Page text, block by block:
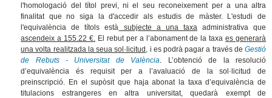
l'homologació del títol previ, ni el seu reconeixement per a una altra
finalitat que no siga la d'accedir als estudis de màster. L'estudi de
l'equivalència de títols està subjecte a una taxaadministrativa que
ascendeix a 155.22 €. El rebut per a l’abonament de la taxaes generarà
una volta realitzada la seua sol·licitud, i es podrà pagar a través de Gestió
de Rebuts - Universitat de València. L’obtenció de la resolució
d’equivalència és requisit per a l’avaluació de la sol·licitud de
preinscripció. En el supòsit que haja abonat la taxa d’equivalència de
titulacions estrangeres en altra universitat, quedarà exempt de